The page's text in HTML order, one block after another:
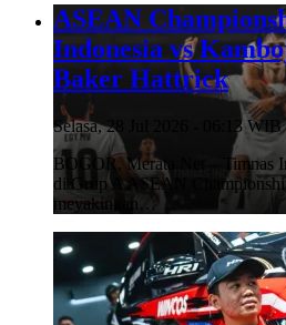
ASEAN
Indonesia vs
Baker Hattrick
Selasa, 28 Jul 2026 - 06:13 WIB
BOGOR, Merata.Net – Timnas
di Grup A ASEAN
meyakinkan…